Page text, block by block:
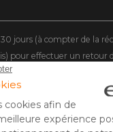
30 jours (à compter de la
pour effectuer un retour
Hors colis volumineux
même pour toute
hors livraison éco)
partir de 80€ d'achat, hors